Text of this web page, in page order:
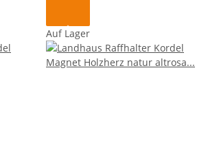
Auf Lager